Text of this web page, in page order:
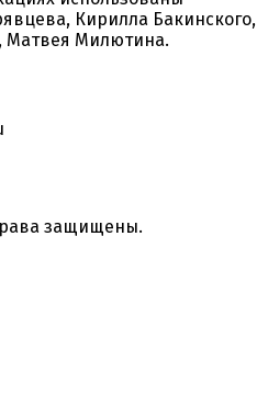
Кирилла Бакинского,
Матвея Милютина.
защищены.